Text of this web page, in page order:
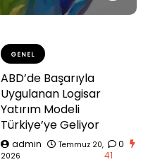
GENEL
ABD’de Başarıyla
Uygulanan Logisar
Yatırım Modeli
Türkiye’ye Geliyor
admin
Temmuz 20,
2026
0
41